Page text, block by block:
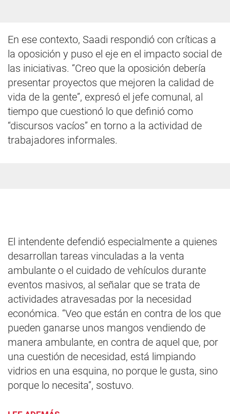
En ese contexto, Saadi respondió con críticas a
la oposición y puso el eje en el impacto social de
las iniciativas. “Creo que la oposición debería
presentar proyectos que mejoren la calidad de
vida de la gente”, expresó el jefe comunal, al
tiempo que cuestionó lo que definió como
“discursos vacíos” en torno a la actividad de
trabajadores informales.
El intendente defendió especialmente a quienes
desarrollan tareas vinculadas a la venta
ambulante o el cuidado de vehículos durante
eventos masivos, al señalar que se trata de
actividades atravesadas por la necesidad
económica. “Veo que están en contra de los que
pueden ganarse unos mangos vendiendo de
manera ambulante, en contra de aquel que, por
una cuestión de necesidad, está limpiando
vidrios en una esquina, no porque le gusta, sino
porque lo necesita”, sostuvo.